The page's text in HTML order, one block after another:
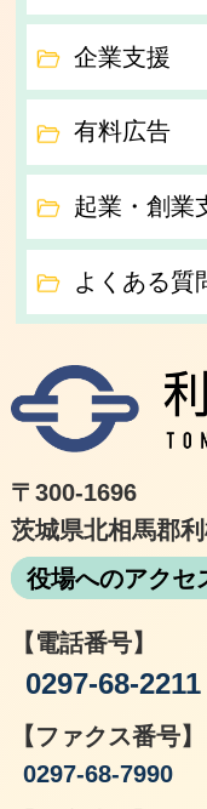
企業支援
有料広告
起業・創業
よくある質
〒300-1696
茨城県北相馬郡
役場へのアクセ
【電話番号】
0297-68-2211
【ファクス番号】
0297-68-7990